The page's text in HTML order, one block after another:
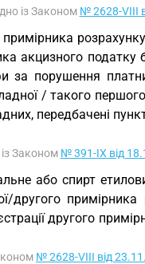
із Законом № 2628-VIII
акцизного
за порушення
/ такого
передбачені
Законом № 391-IX від
або спирт
другого примірника
другого
№ 2628-VIII від